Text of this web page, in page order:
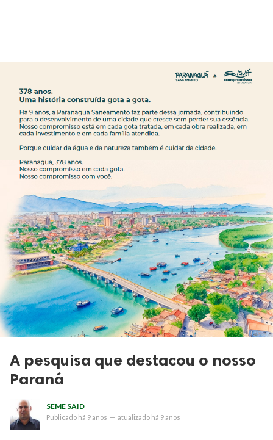
A pesquisa que destacou o nosso
Paraná
SEME SAID
Publicado há 9 anos — atualizado há 9 anos